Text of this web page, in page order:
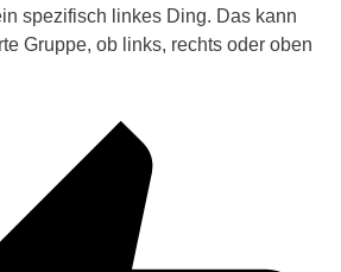
spezifisch linkes Ding. Das kann
Gruppe, ob links, rechts oder oben